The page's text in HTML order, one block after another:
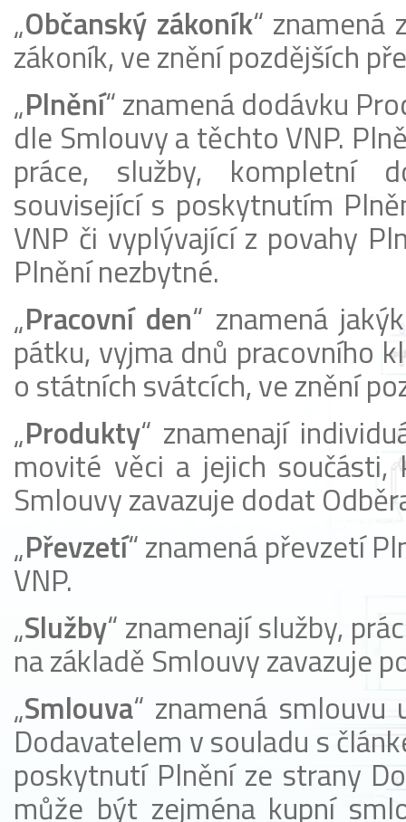
„Občanský zákoník“ znamená
zákoník, ve znění pozdějších
„Plnění“ znamená dodávku
dle Smlouvy a těchto VNP.
práce, služby, kompletní
související s poskytnutím
VNP či vyplývající z povahy
Plnění nezbytné.
„Pracovní den“ znamená
pátku, vyjma dnů pracovního
o státních svátcích, ve znění
„Produkty“ znamenají
movité věci a jejich
Smlouvy zavazuje dodat
„Převzetí“ znamená převzetí
VNP.
„Služby“ znamenají služby,
na základě Smlouvy zavazuje
„Smlouva“ znamená smlouvu
Dodavatelem v souladu s
poskytnutí Plnění ze strany
může být zejména kupní